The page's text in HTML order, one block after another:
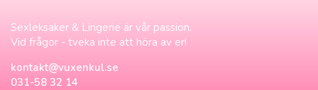
Sexleksaker & Lingerie är vår passion.
Vid frågor - tveka inte att höra av er!
kontakt@vuxenkul.se
031-58 32 14